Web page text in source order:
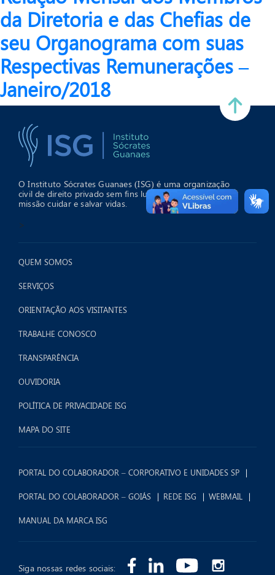
da Diretoria e das Chefias de
seu Organograma com suas
Respectivas Remunerações –
Janeiro/2018
O Instituto Sócrates Guanaes (ISG) é uma organização
civil de direito privado sem fins lucrativos que tem como
missão cuidar e salvar vidas.
>
QUEM SOMOS
SERVIÇOS
ORIENTAÇÃO AOS VISITANTES
TRABALHE CONOSCO
TRANSPARÊNCIA
OUVIDORIA
POLÍTICA DE PRIVACIDADE ISG
MAPA DO SITE
PORTAL DO COLABORADOR – CORPORATIVO E UNIDADES SP
PORTAL DO COLABORADOR – GOIÁS REDE ISG WEBMAIL
MANUAL DA MARCA ISG
Siga nossas redes sociais: